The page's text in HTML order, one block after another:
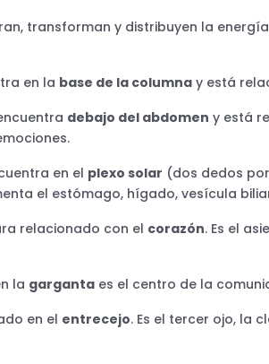
transforman y distribuyen la
en la base de la columna y está
debajo del abdomen y está
en el plexo solar (dos dedos
el estómago, hígado, vesícula
relacionado con el corazón. Es el
la garganta es el centro de la
en el entrecejo. Es el tercer ojo, la